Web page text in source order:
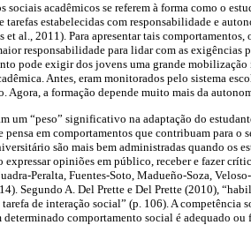
sociais acadêmicos se referem à forma como o
tarefas estabelecidas com responsabilidade e
al., 2011). Para apresentar tais
responsabilidade para lidar com as exigências
pode exigir dos jovens uma grande
Antes, eram monitorados pelo sistema
Agora, a formação depende muito mais da
um “peso” significativo na adaptação do
em comportamentos que contribuam para o
são mais bem administradas quando os
opiniões em público, receber e fazer
Peralta, Fuentes-Soto, Madueño-Soza,
Segundo A. Del Prette e Del Prette (2010),
de interação social” (p. 106). A competência
comportamento social é adequado ou